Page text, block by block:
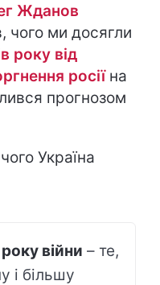
Жданов
чого ми досягли
року від
росіїна
прогнозом
Україна
війни – те,
і більшу